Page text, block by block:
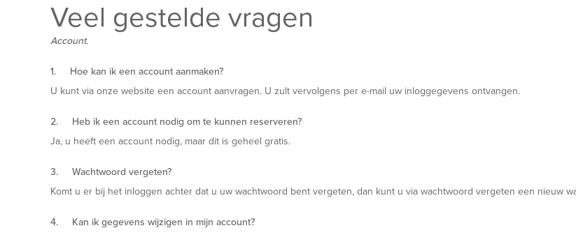
Veel gestelde vragen
Account.
1. Hoe kan ik een account aanmaken?
U kunt via onze website een account aanvragen. U zult vervolgens per e-mail uw inloggegevens ontvangen.
2. Heb ik een account nodig om te kunnen reserveren?
Ja, u heeft een account nodig, maar dit is geheel gratis.
3. Wachtwoord vergeten?
Komt u er bij het inloggen achter dat u uw wachtwoord bent vergeten, dan kunt u via wachtwoord vergeten een nieuw
4. Kan ik gegevens wijzigen in mijn account?